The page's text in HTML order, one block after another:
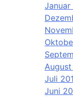
Januar
Juli
Juni